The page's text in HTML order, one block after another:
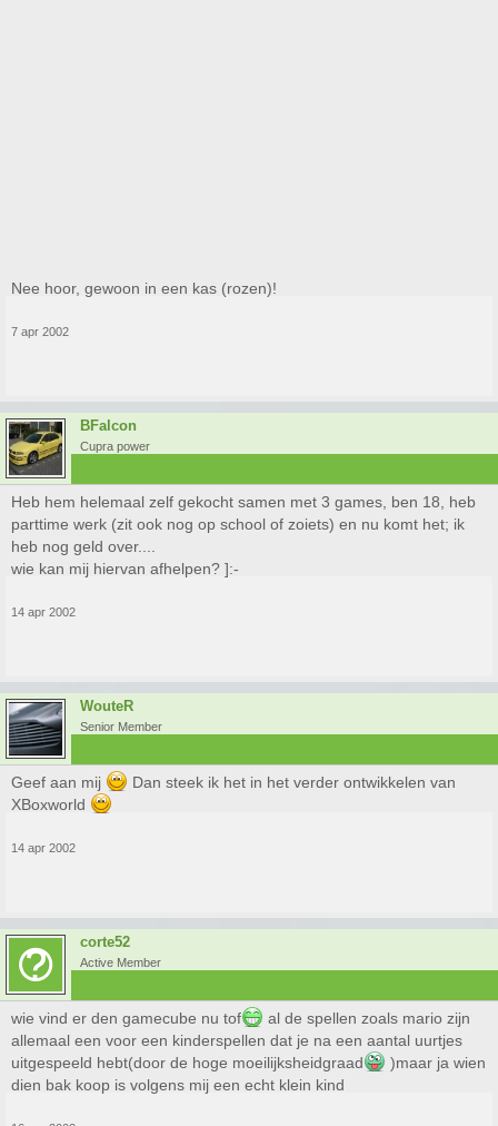
Nee hoor, gewoon in een kas (rozen)!
7 apr 2002
BFalcon
Cupra power
Heb hem helemaal zelf gekocht samen met 3 games, ben 18, heb
parttime werk (zit ook nog op school of zoiets) en nu komt het; ik
heb nog geld over....
wie kan mij hiervan afhelpen? ]:-
14 apr 2002
WouteR
Senior Member
Geef aan mij
Dan steek ik het in het verder ontwikkelen van
XBoxworld
14 apr 2002
corte52
Active Member
wie vind er den gamecube nu tof
al de spellen zoals mario zijn
allemaal een voor een kinderspellen dat je na een aantal uurtjes
uitgespeeld hebt(door de hoge moeilijksheidgraad
)maar ja wien
dien bak koop is volgens mij een echt klein kind